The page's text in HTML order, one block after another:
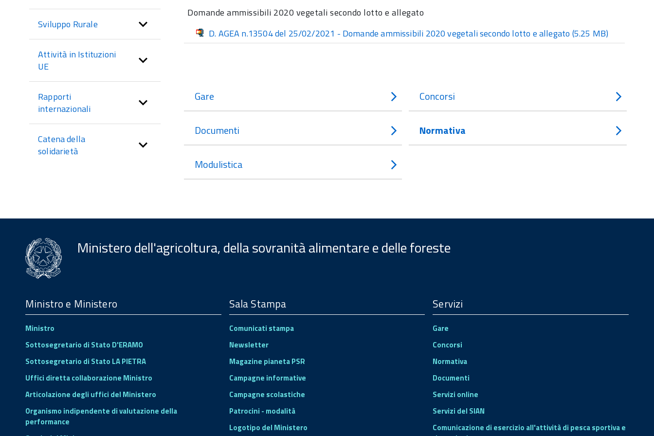
sezione
Sviluppo Rurale
Attività in Istituzioni
UE
Rapporti
internazionali
Catena della
solidarietà
Domande ammissibili 2020 vegetali secondo lotto e allegato
D. AGEA n.13504 del 25/02/2021 - Domande ammissibili 2020 vegetali secondo lotto e allegato (5.25 MB)
Gare Concorsi
Documenti Normativa
Modulistica
Ministero dell'agricoltura, della sovranità alimentare e delle foreste
Footer
Ministro e Ministero
Ministro
Sottosegretario di Stato D'ERAMO
Sottosegretario di Stato LA PIETRA
Uffici diretta collaborazione Ministro
Articolazione degli uffici del Ministero
Organismo indipendente di valutazione della
performance
Sala Stampa
Comunicati stampa
Newsletter
Magazine pianeta PSR
Campagne informative
Campagne scolastiche
Patrocini - modalità
Logotipo del Ministero
Servizi
Gare
Concorsi
Normativa
Documenti
Servizi online
Servizi del SIAN
Comunicazione di esercizio all'attività di pesca sportiva e